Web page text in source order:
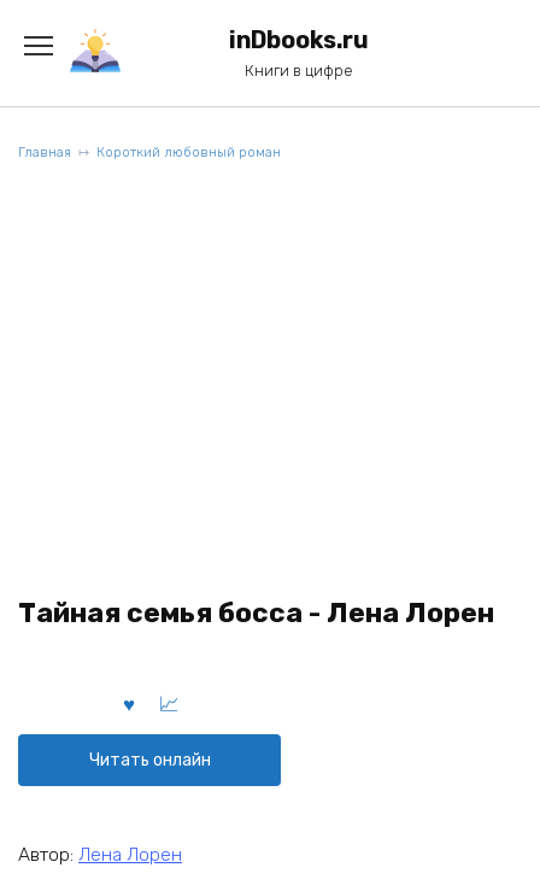
содержанию
inDbooks.ru
Книги в цифре
Главная Короткий любовный роман
Тайная семья босса - Лена Лорен
Читать онлайн
Автор: Лена Лорен